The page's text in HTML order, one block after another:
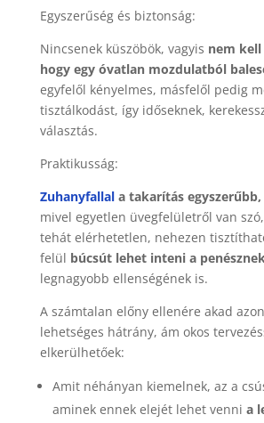
Egyszerűség és biztonság:
Nincsenek küszöbök, vagyis nem
hogy egy óvatlan mozdulatból
egyfelől kényelmes, másfelől pedig
tisztálkodást, így időseknek,
választás.
Praktikusság:
Zuhanyfallala takarítás
mivel egyetlen üvegfelületről van
tehát elérhetetlen, nehezen
felül búcsút lehet inteni a
legnagyobb ellenségének is.
A számtalan előny ellenére akad
lehetséges hátrány, ám okos
elkerülhetőek:
Amit néhányan kiemelnek, az a
aminek ennek elejét lehet venni a